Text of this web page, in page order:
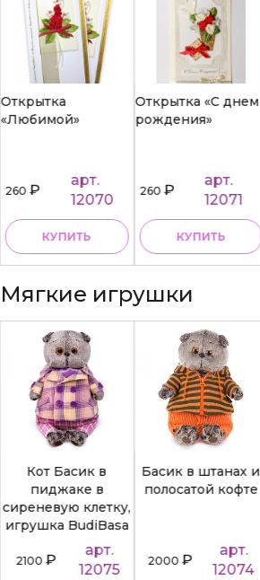
Открытка
«Любимой»
260₽
арт.
12070
КУПИТЬ
Открытка «С днем
рождения»
260₽
арт.
12071
КУПИТЬ
Мягкие игрушки
Кот Басик в
пиджаке в
сиреневую клетку,
игрушка BudiBasa
2100₽
арт.
12075
Басик в штанах и
полосатой кофте
2000₽
арт.
12074